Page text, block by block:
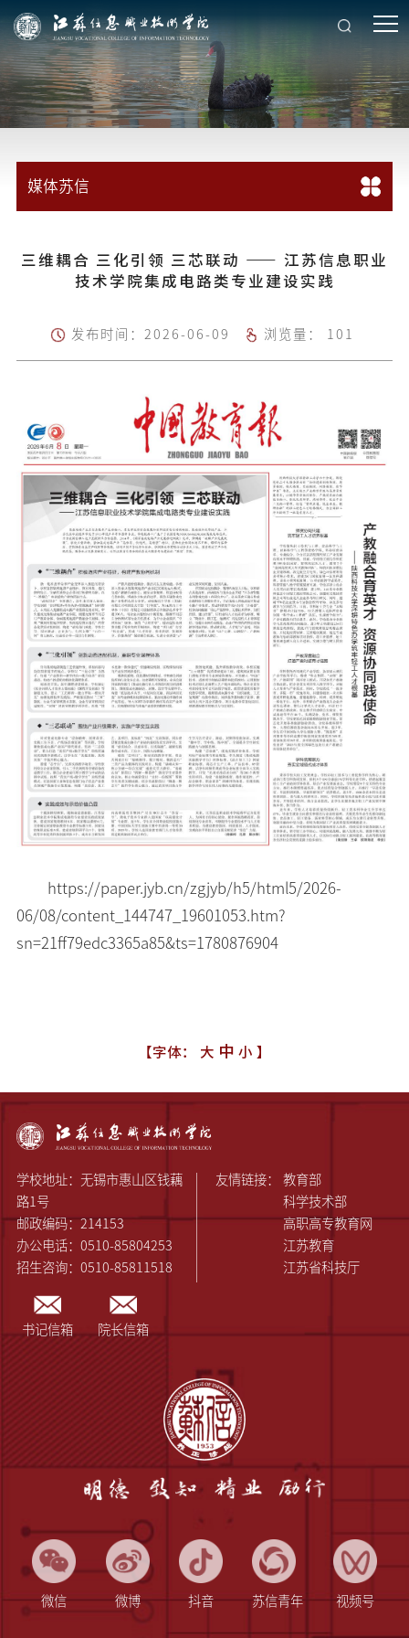
媒体苏信
三维耦合 三化引领 三芯联动 —— 江苏信息职业
技术学院集成电路类专业建设实践
发布时间：2026-06-09 浏览量： 101
https://paper.jyb.cn/zgjyb/h5/html5/2026-
06/08/content_144747_19601053.htm?
sn=21ff79edc3365a85&ts=1780876904
【字体： 大 中 小 】
学校地址：无锡市惠山区钱藕
路1号
邮政编码：214153
办公电话：0510-85804253
招生咨询：0510-85811518
友情链接：
教育部
科学技术部
高职高专教育网
江苏教育
江苏省科技厅
书记信箱 院长信箱
微信 微博 抖音 苏信青年 视频号